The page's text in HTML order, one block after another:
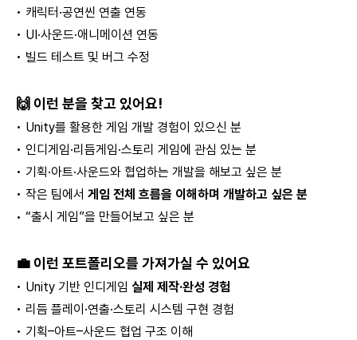
• 캐릭터·공연씬 연출 연동
• UI·사운드·애니메이션 연동
• 빌드 테스트 및 버그 수정
🙌 이런 분을 찾고 있어요!
• Unity를 활용한 게임 개발 경험이 있으신 분
• 인디게임·리듬게임·스토리 게임에 관심 있는 분
• 기획·아트·사운드와 협업하는 개발을 해보고 싶은 분
• 작은 팀에서 게임 전체 흐름을 이해하며 개발하고 싶은 분
• “출시 게임”을 만들어보고 싶은 분
💼 이런 포트폴리오를 가져가실 수 있어요
• Unity 기반 인디게임 실제 제작·완성 경험
• 리듬 플레이·연출·스토리 시스템 구현 경험
• 기획–아트–사운드 협업 구조 이해